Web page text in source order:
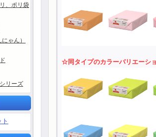
、ポリ袋
ゃん）
リーズ
☆同タイプのカラーバリエーシ